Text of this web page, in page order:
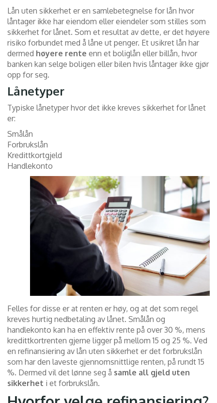
Lån uten sikkerhet er en samlebetegnelse for lån hvor
låntager ikke har eiendom eller eiendeler som stilles som
sikkerhet for lånet. Som et resultat av dette, er det høyere
risiko forbundet med å låne ut penger. Et usikret lån har
dermed høyere rente enn et boliglån eller billån, hvor
banken kan selge boligen eller bilen hvis låntager ikke gjør
opp for seg.
Lånetyper
Typiske lånetyper hvor det ikke kreves sikkerhet for lånet
er:
Smålån
Forbrukslån
Kredittkortgjeld
Handlekonto
Felles for disse er at renten er høy, og at det som regel
kreves hurtig nedbetaling av lånet. Smålån og
handlekonto kan ha en effektiv rente på over 30 %, mens
kredittkortrenten gjerne ligger på mellom 15 og 25 %. Ved
en refinansiering av lån uten sikkerhet er det forbrukslån
som har den laveste gjennomsnittlige renten, på rundt 15
%. Dermed vil det lønne seg å samle all gjeld uten
sikkerhet i et forbrukslån.